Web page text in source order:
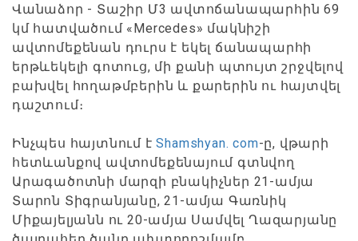
Վանաձոր - Տաշիր Մ3 ավտոճանապարհին 69
կմ հատվածում «Mercedes» մակնիշի
ավտոմեքենան դուրս է եկել ճանապարհի
երթևեկելի գոտուց, մի քանի պտույտ շրջվելով
բախվել հողաթմբերին և քարերին ու հայտվել
դաշտում։
Ինչպես հայտնում էShamshyan. com-ը, վթարի
հետևանքով ավտոմեքենայում գտնվող
Արագածոտնի մարզի բնակիչներ 21-ամյա
Տարոն Տիգրանյանը, 21-ամյա Գառնիկ
Միքայելյանն ու 20-ամյա Սամվել Ղազարյանը